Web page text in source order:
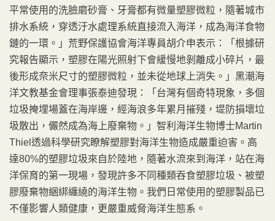
平常使用的洗臉磨砂膏、牙膏都有微量塑膠微粒，隨著城市
排水系統，穿透汙水處理系統直接流入海洋，成為海洋食物
鏈的一環。」荒野保護協會海洋專員胡介申表示：「根據研
究報告顯示，塑膠在陽光照射下會緩慢地剝離成小碎片，最
後形成奈米尺寸的塑膠微粒，並未從地球上消失。」黑潮海
洋文教基金會理事張泰迪發現：「台灣有個奇特現象，多個
垃圾掩埋場蓋在海岸邊，經海浪多年累月摧殘，堤防損壞垃
圾散出，儼然成為海上廢棄物。」智利海洋生物博士Martin
Thiel透過科學研究瞭解塑膠對海洋生物造成嚴重迫害。高
達80%的塑膠垃圾來自於陸地，隨著水流來到海洋，站在海
洋保育的第一現場，發現許多不同種類吞食塑膠垃圾、被塑
膠廢棄物綑綁纏繞的海洋生物。我們日常使用的塑膠製品已
不僅影響人類健康，更嚴重威脅海洋生態系。